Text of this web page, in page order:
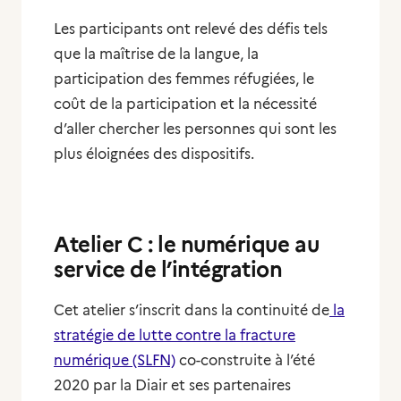
Les participants ont relevé des défis tels
que la maîtrise de la langue, la
participation des femmes réfugiées, le
coût de la participation et la nécessité
d’aller chercher les personnes qui sont les
plus éloignées des dispositifs.
Atelier C : le numérique au
service de l’intégration
Cet atelier s’inscrit dans la continuité de la
stratégie de lutte contre la fracture
numérique (SLFN) co-construite à l’été
2020 par la Diair et ses partenaires